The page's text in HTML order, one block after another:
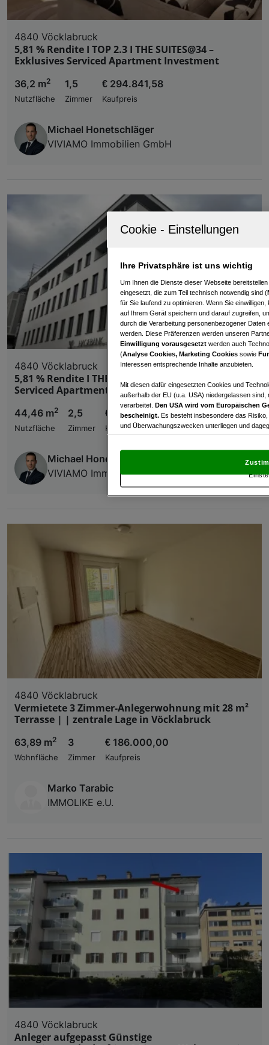
4840 Vöcklabruck
5,81 % Rendite I TOP 2.3 I THE SUITES@34 –
Exklusives Serviced Apartment Investment
36,2 m2
Nutzfläche
1,5
Zimmer
€ 294.841,58
Kaufpreis
Michael Honetschläger
VIVIAMO Immobilien GmbH
4840 Vöcklabruck
5,81 % Rendite I THE SUITES@34 – Exklusives
Serviced Apartment Investment
44,46 m2
Nutzfläche
2,5
Zimmer
€ 362.124,34
Kaufpreis
Michael Honetschläger
VIVIAMO Immobilien GmbH
4840 Vöcklabruck
Vermietete 3 Zimmer-Anlegerwohnung mit 28 m²
Terrasse | | zentrale Lage in Vöcklabruck
63,89 m2
Wohnfläche
3
Zimmer
€ 186.000,00
Kaufpreis
Marko Tarabic
IMMOLIKE e.U.
4840 Vöcklabruck
Anleger aufgepasst Günstige
Ihre Privatsphäre ist uns wichtig
Um Ihnen die Dienste dieser Webseite
eingesetzt, die zum Teil technisch notwendig sind (
für Sie laufend zu optimieren. Wenn Sie
auf Ihrem Gerät speichern und darauf zugreifen,
durch die Verarbeitung personenbezogener
werden. Diese Präferenzen werden unseren
Einwilligung vorausgesetzt werden auch
(Analyse Cookies, Marketing Cookies sowie
Interessen entsprechende Inhalte anzubieten.
Mit diesen dafür eingesetzten Cookies und
außerhalb der EU (u.a. USA) niedergelassen
verarbeitet. Den USA wird vom Europäischen
bescheinigt. Es besteht insbesondere das
und Überwachungszwecken unterliegen und
und Widerspruch gegen die Verarbeitung auf der
„Cookie Einstellungen“, die sich auf jeder Seite
Verwendung genauer Standortdaten.